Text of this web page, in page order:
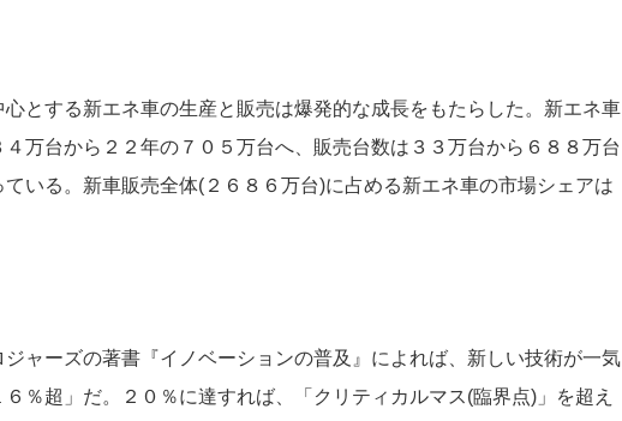
とする新エネ車の生産と販売は爆発的な成長をもたらした。新エネ車
万台から２２年の７０５万台へ、販売台数は３３万台から６８８万台
いる。新車販売全体(２６８６万台)に占める新エネ車の市場シェアは
ャーズの著書『イノベーションの普及』によれば、新しい技術が一気
％超」だ。２０％に達すれば、「クリティカルマス(臨界点)」を超え